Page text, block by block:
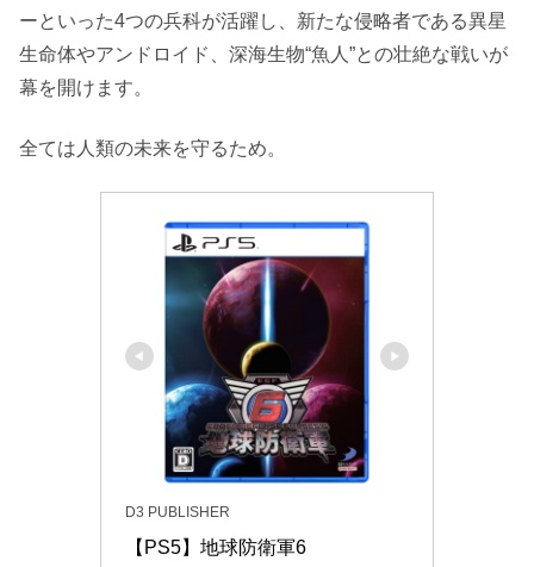
ーといった4つの兵科が活躍し、新たな侵略者である異星
生命体やアンドロイド、深海生物“魚人”との壮絶な戦いが
幕を開けます。
全ては人類の未来を守るため。
D3 PUBLISHER
【PS5】地球防衛軍6